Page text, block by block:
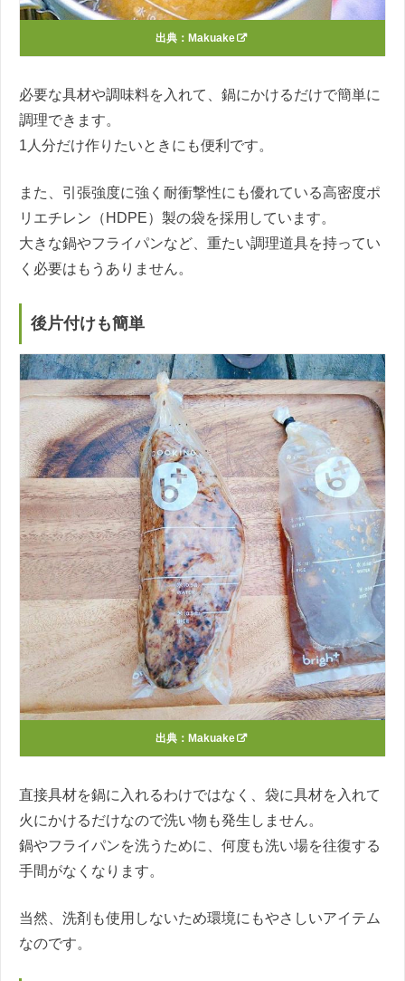
出典： Makuake
必要な具材や調味料を入れて、鍋にかけるだけで簡単に
調理できます。
1人分だけ作りたいときにも便利です。
また、引張強度に強く耐衝撃性にも優れている高密度ポ
リエチレン（HDPE）製の袋を採用しています。
大きな鍋やフライパンなど、重たい調理道具を持ってい
く必要はもうありません。
後片付けも簡単
出典： Makuake
直接具材を鍋に入れるわけではなく、袋に具材を入れて
火にかけるだけなので洗い物も発生しません。
鍋やフライパンを洗うために、何度も洗い場を往復する
手間がなくなります。
当然、洗剤も使用しないため環境にもやさしいアイテム
なのです。